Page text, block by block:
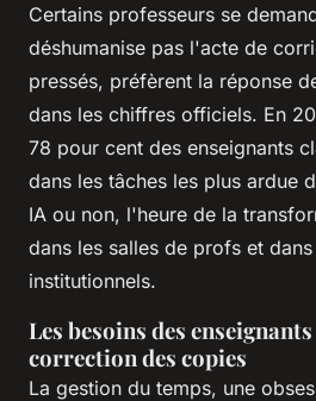
Certains professeurs se
déshumanise pas l'acte de
pressés, préfèrent la réponse
dans les chiffres officiels. En
78 pour cent des enseignants
dans les tâches les plus ardue
IA ou non, l'heure de la
dans les salles de profs et
institutionnels.
Les besoins des
correction des copies
La gestion du temps, une